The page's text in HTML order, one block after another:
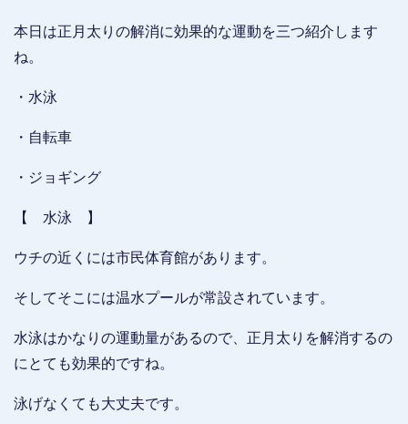
本日は正月太りの解消に効果的な運動を三つ紹介します
ね。
・水泳
・自転車
・ジョギング
【 水泳 】
ウチの近くには市民体育館があります。
そしてそこには温水プールが常設されています。
水泳はかなりの運動量があるので、正月太りを解消するの
にとても効果的ですね。
泳げなくても大丈夫です。